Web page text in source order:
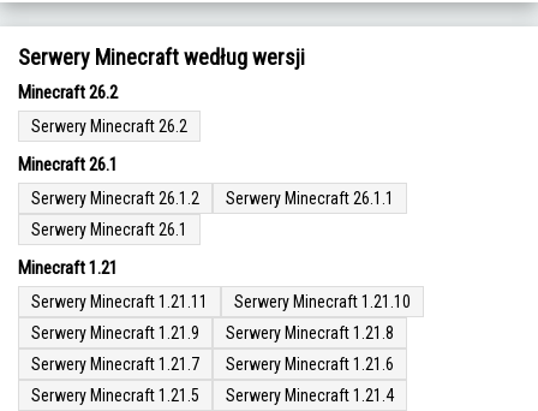
Serwery Minecraft według wersji
Minecraft 26.2
Serwery Minecraft 26.2
Minecraft 26.1
Serwery Minecraft 26.1.2
Serwery Minecraft 26.1.1
Serwery Minecraft 26.1
Minecraft 1.21
Serwery Minecraft 1.21.11
Serwery Minecraft 1.21.10
Serwery Minecraft 1.21.9
Serwery Minecraft 1.21.8
Serwery Minecraft 1.21.7
Serwery Minecraft 1.21.6
Serwery Minecraft 1.21.5
Serwery Minecraft 1.21.4